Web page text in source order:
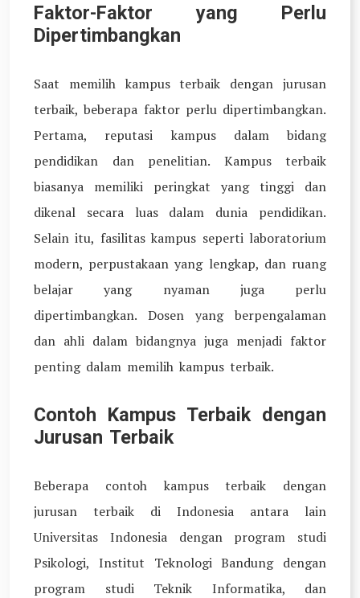
Faktor-Faktor yang Perlu
Dipertimbangkan
Saat memilih kampus terbaik dengan jurusan
terbaik, beberapa faktor perlu dipertimbangkan.
Pertama, reputasi kampus dalam bidang
pendidikan dan penelitian. Kampus terbaik
biasanya memiliki peringkat yang tinggi dan
dikenal secara luas dalam dunia pendidikan.
Selain itu, fasilitas kampus seperti laboratorium
modern, perpustakaan yang lengkap, dan ruang
belajar yang nyaman juga perlu
dipertimbangkan. Dosen yang berpengalaman
dan ahli dalam bidangnya juga menjadi faktor
penting dalam memilih kampus terbaik.
Contoh Kampus Terbaik dengan
Jurusan Terbaik
Beberapa contoh kampus terbaik dengan
jurusan terbaik di Indonesia antara lain
Universitas Indonesia dengan program studi
Psikologi, Institut Teknologi Bandung dengan
program studi Teknik Informatika, dan